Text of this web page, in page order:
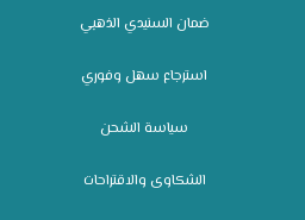
ضمان السنيدي الذهبي
استرجاع سهل وفوري
سياسة الشحن
الشكاوى والاقتراحات